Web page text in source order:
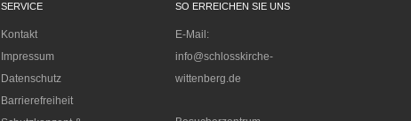
SERVICE
Kontakt
Impressum
Datenschutz
Barrierefreiheit
SO ERREICHEN SIE UNS
E-Mail:
info@schlosskirche-
wittenberg.de